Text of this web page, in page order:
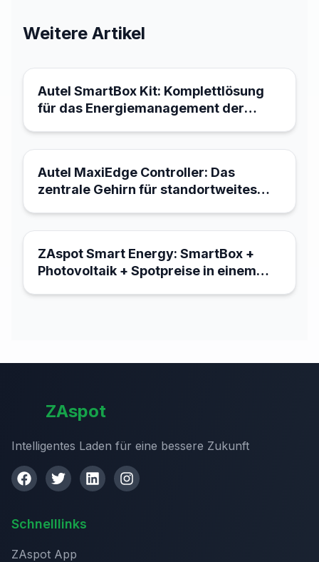
Weitere Artikel
Autel SmartBox Kit: Komplettlösung
für das Energiemanagement der
21. März 2026
Autel MaxiEdge Controller: Das
zentrale Gehirn für standortweites
18. März 2026
ZAspot Smart Energy: SmartBox +
Photovoltaik + Spotpreise in einem
ZAspot
Intelligentes Laden für eine bessere Zukunft
Schnelllinks
ZAspot App